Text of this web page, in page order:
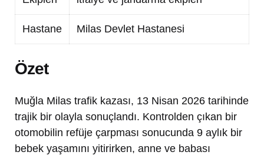
Hastane Milas Devlet Hastanesi
Özet
Muğla Milas trafik kazası, 13 Nisan 2026 tarihinde
trajik bir olayla sonuçlandı. Kontrolden çıkan bir
otomobilin refüje çarpması sonucunda 9 aylık bir
bebek yaşamını yitirirken, anne ve babası